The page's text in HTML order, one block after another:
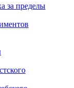
за пределы